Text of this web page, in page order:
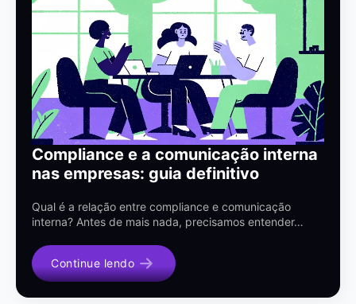
Compliance e a comunicação interna
nas empresas: guia definitivo
Qual é a relação entre compliance e comunicação
interna? Antes de mais nada, precisamos entender…
Continue lendo